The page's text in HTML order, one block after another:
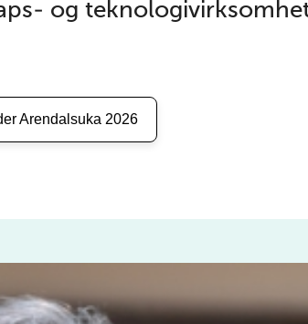
og
Arendalsuka 2026